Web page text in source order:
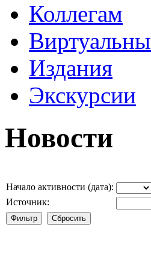
Коллегам
Издания
Экскурсии
Новости
Начало активности (дата):
Источник: